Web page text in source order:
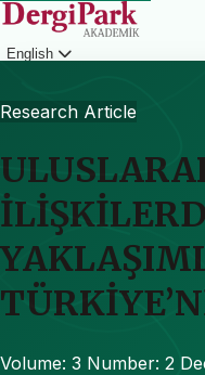
English
Research Article
Volume: 3 Number: 2